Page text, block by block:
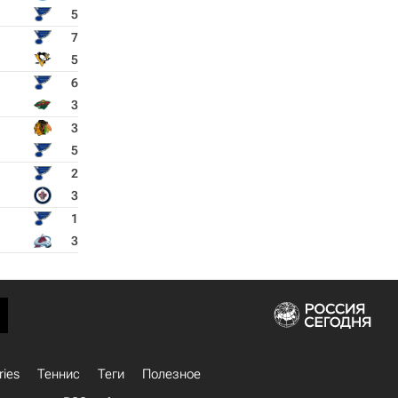
5
7
5
6
3
3
5
2
3
1
3
Теннис Теги
Полезное